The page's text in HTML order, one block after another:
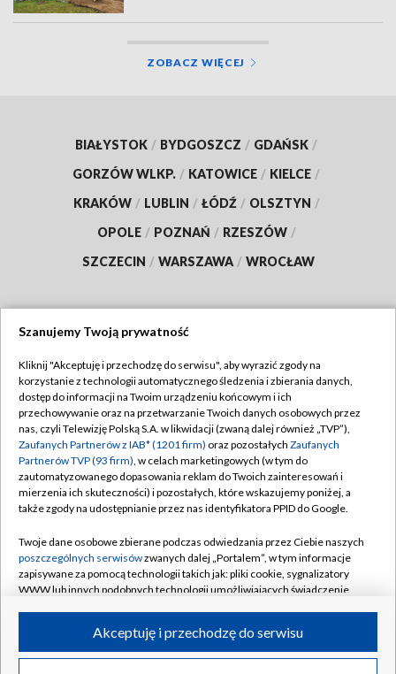
ZOBACZ WIĘCEJ
BIAŁYSTOK / BYDGOSZCZ / GDAŃSK /
GORZÓW WLKP. / KATOWICE / KIELCE /
KRAKÓW / LUBLIN / ŁÓDŹ / OLSZTYN /
OPOLE / POZNAŃ / RZESZÓW /
SZCZECIN / WARSZAWA / WROCŁAW
TVP
Abonament TVP
Emisja w TVP
Centrum informacji TVP
Naziemna Telewizja Cyfrowa
Rada Programowa
System NOS
Informacje o nadawcy
Program dla prasy
Regulamin TVP
Polityka prywatności
Moje zgody
Pomoc
Kontakt
Kanały
©2026 Telewizja Polska S.A. w likwidacji
Szanujemy Twoją prywatność
Kliknij "Akceptuję i przechodzę do serwisu", aby wyrazić zgody na
korzystanie z technologii automatycznego śledzenia i zbierania danych,
dostęp do informacji na Twoim urządzeniu końcowym i ich
przechowywanie oraz na przetwarzanie Twoich danych osobowych przez
nas, czyli Telewizję Polską S.A. w likwidacji (zwaną dalej również „TVP”),
Zaufanych Partnerów z IAB* (1201 firm) oraz pozostałych Zaufanych
Partnerów TVP (93 firm), w celach marketingowych (w tym do
zautomatyzowanego dopasowania reklam do Twoich zainteresowań i
mierzenia ich skuteczności) i pozostałych, które wskazujemy poniżej, a
także zgody na udostępnianie przez nas identyfikatora PPID do Google.
Twoje dane osobowe zbierane podczas odwiedzania przez Ciebie naszych
poszczególnych serwisówzwanych dalej „Portalem”, w tym informacje
zapisywane za pomocą technologii takich jak: pliki cookie, sygnalizatory
WWW lub innych podobnych technologii umożliwiających świadczenie
ruchu w Internecie.Akceptuję i przechodzę do serwisu